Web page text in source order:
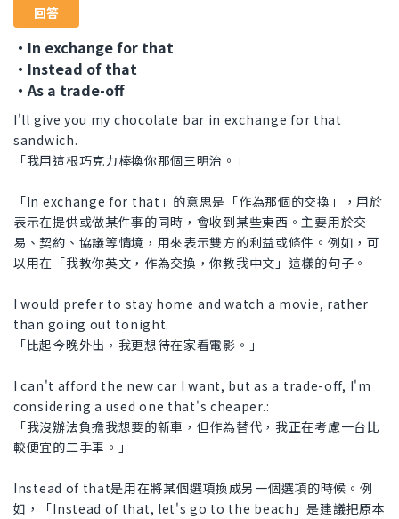
回答
・In exchange for that
・Instead of that
・As a trade-off
I'll give you my chocolate bar in exchange for that
sandwich.
「我用這根巧克力棒換你那個三明治。」
「In exchange for that」的意思是「作為那個的交換」，用於
表示在提供或做某件事的同時，會收到某些東西。主要用於交
易、契約、協議等情境，用來表示雙方的利益或條件。例如，可
以用在「我教你英文，作為交換，你教我中文」這樣的句子。
I would prefer to stay home and watch a movie, rather
than going out tonight.
「比起今晚外出，我更想待在家看電影。」
I can't afford the new car I want, but as a trade-off, I'm
considering a used one that's cheaper.:
「我沒辦法負擔我想要的新車，但作為替代，我正在考慮一台比
較便宜的二手車。」
Instead of that是用在將某個選項換成另一個選項的時候。例
如，「Instead of that, let's go to the beach」是建議把原本